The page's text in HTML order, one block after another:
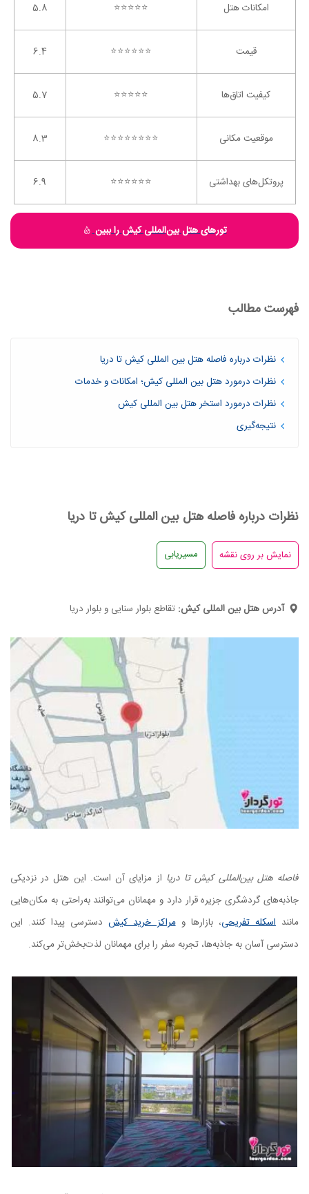
امکانات هتل ⭐️⭐️⭐️⭐️⭐️
5.8
قیمت ⭐️⭐️⭐️⭐️⭐️⭐️
6.4
کیفیت اتاق‌ها ⭐️⭐️⭐️⭐️⭐️
5.7
موقعیت مکانی ⭐️⭐️⭐️⭐️⭐️⭐️⭐️⭐️
8.3
پروتکل‌های بهداشتی ⭐️⭐️⭐️⭐️⭐️⭐️
6.9
تورهای هتل بین‌المللی کیشرا ببین
فهرست مطالب
نظرات درباره فاصله هتل بین المللی کیش تا دریا
نظرات درمورد هتل بین المللی کیش؛ امکانات و خدمات
نظرات درمورد استخر هتل بین المللی کیش
نتیجه‌گیری
نظرات درباره فاصله هتل بین المللی کیش تا دریا
مسیریابی
آدرس هتل بین المللی کیش: تقاطع بلوار سنایی و بلوار دریا
فاصله هتل بین‌المللی کیش تا دریا از مزایای آن است. این هتل در نزدیکی
جاذبه‌های گردشگری جزیره قرار دارد و مهمانان می‌توانند به‌راحتی به مکان‌هایی
ماننداسکله تفریحی، بازارها ومراکز خرید کیشدسترسی پیدا کنند. این
دسترسی آسان به جاذبه‌ها، تجربه سفر را برای مهمانان لذت‌بخش‌تر می‌کند.